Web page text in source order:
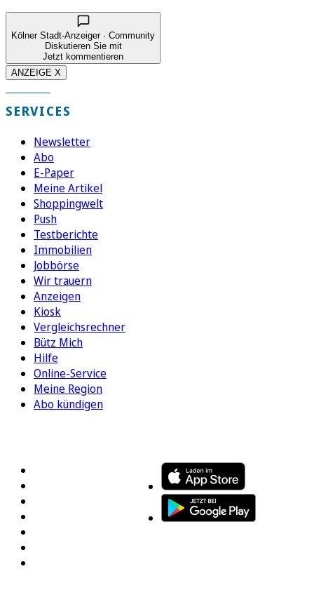
Kölner Stadt-Anzeiger · Community
Diskutieren Sie mit
Jetzt kommentieren
ANZEIGE X
SERVICES
Newsletter
Abo
E-Paper
Meine Artikel
Shoppingwelt
Push
Testberichte
Immobilien
Jobbörse
Wir trauern
Anzeigen
Kiosk
Vergleichsrechner
Bütz Mich
Hilfe
Online-Service
Meine Region
Abo kündigen